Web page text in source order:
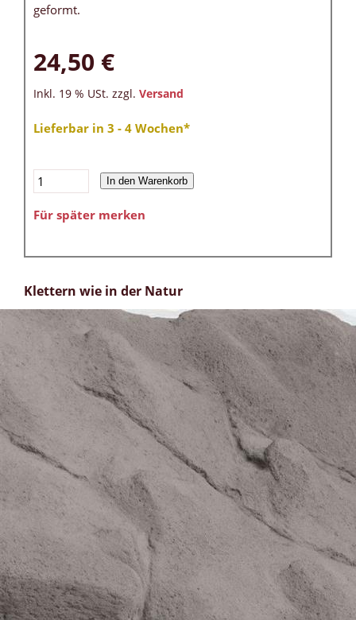
geformt.
24,50 €
Inkl. 19 % USt. zzgl. Versand
Lieferbar in 3 - 4 Wochen*
In den Warenkorb
Für später merken
Klettern wie in der Natur